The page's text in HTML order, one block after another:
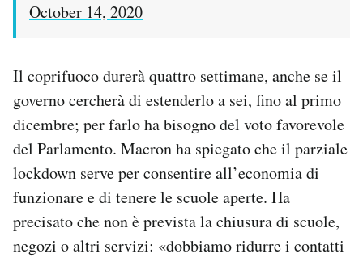
October 14, 2020
Il coprifuoco durerà quattro settimane, anche se il
governo cercherà di estenderlo a sei, fino al primo
dicembre; per farlo ha bisogno del voto favorevole
del Parlamento. Macron ha spiegato che il parziale
lockdown serve per consentire all’economia di
funzionare e di tenere le scuole aperte. Ha
precisato che non è prevista la chiusura di scuole,
negozi o altri servizi: «dobbiamo ridurre i contatti